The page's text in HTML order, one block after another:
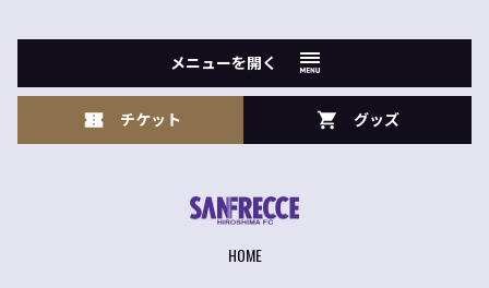
メニューを開く
チケット グッズ
HOME